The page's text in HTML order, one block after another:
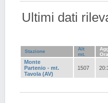
Ultimi dati
Stazione
Alt
mt.
Ora
Monte
Partenio - mt.
Tavola (AV)
1507